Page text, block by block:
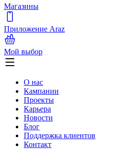
Магазины
Приложение Araz
Мой выбор
О нас
Кампании
Проекты
Карьера
Новости
Блог
Поддержка клиентов
Контакт